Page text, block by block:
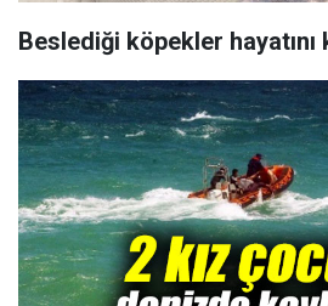
Beslediği köpekler hayatını